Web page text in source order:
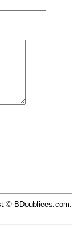
© BDoubliees.com.